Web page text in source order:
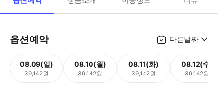
옵션예약 다른날짜
08.09(일)
39,142원
08.10(월)
39,142원
08.11(화)
39,142원
08.12(수)
39,142원